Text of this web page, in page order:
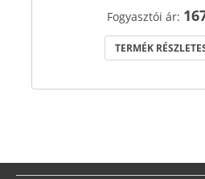
Fogyasztói ár:
TERMÉK